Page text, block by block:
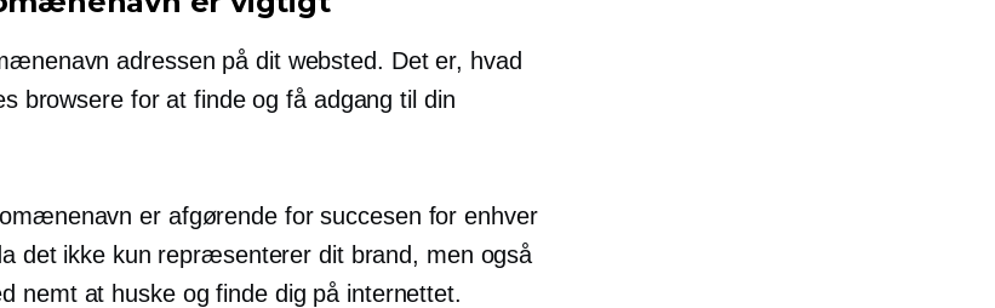
adressen på dit websted. Det er, hvad
browsere for at finde og få adgang til din
er afgørende for succesen for enhver
det ikke kun repræsenterer dit brand, men også
nemt at huske og finde dig på internettet.